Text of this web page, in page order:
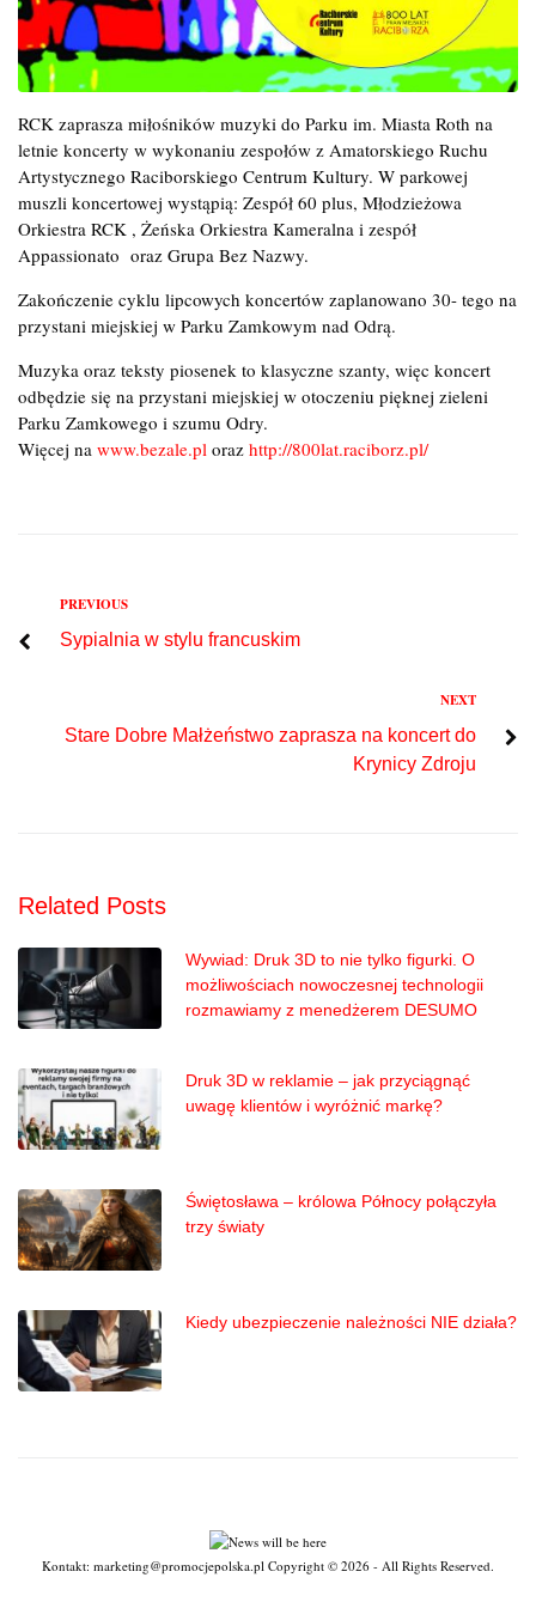
RCK zaprasza miłośników muzyki do Parku im. Miasta Roth na
letnie koncerty w wykonaniu zespołów z Amatorskiego Ruchu
Artystycznego Raciborskiego Centrum Kultury. W parkowej
muszli koncertowej wystąpią: Zespół 60 plus, Młodzieżowa
Orkiestra RCK , Żeńska Orkiestra Kameralna i zespół
Appassionato oraz Grupa Bez Nazwy.
Zakończenie cyklu lipcowych koncertów zaplanowano 30- tego na
przystani miejskiej w Parku Zamkowym nad Odrą.
Muzyka oraz teksty piosenek to klasyczne szanty, więc koncert
odbędzie się na przystani miejskiej w otoczeniu pięknej zieleni
Parku Zamkowego i szumu Odry.
Więcej na www.bezale.pl oraz http://800lat.raciborz.pl/
Nawigacja
wpisu
Previous
PREVIOUS
Sypialnia w stylu francuskim
NEXT
Stare Dobre Małżeństwo zaprasza na koncert do
Krynicy Zdroju
Related Posts
Wywiad: Druk 3D to nie tylko figurki. O
możliwościach nowoczesnej technologii
rozmawiamy z menedżerem DESUMO
Druk 3D w reklamie – jak przyciągnąć
uwagę klientów i wyróżnić markę?
Świętosława – królowa Północy połączyła
trzy światy
Kiedy ubezpieczenie należności NIE działa?
Kontakt: marketing@promocjepolska.pl Copyright © 2026 - All Rights Reserved.